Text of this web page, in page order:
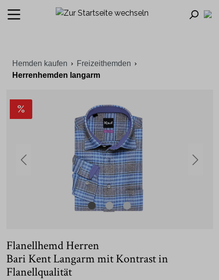
Hemden kaufen
Freizeithemden
Herrenhemden langarm
%
Flanellhemd Herren
Bari Kent Langarm mit Kontrast in
Flanellqualität